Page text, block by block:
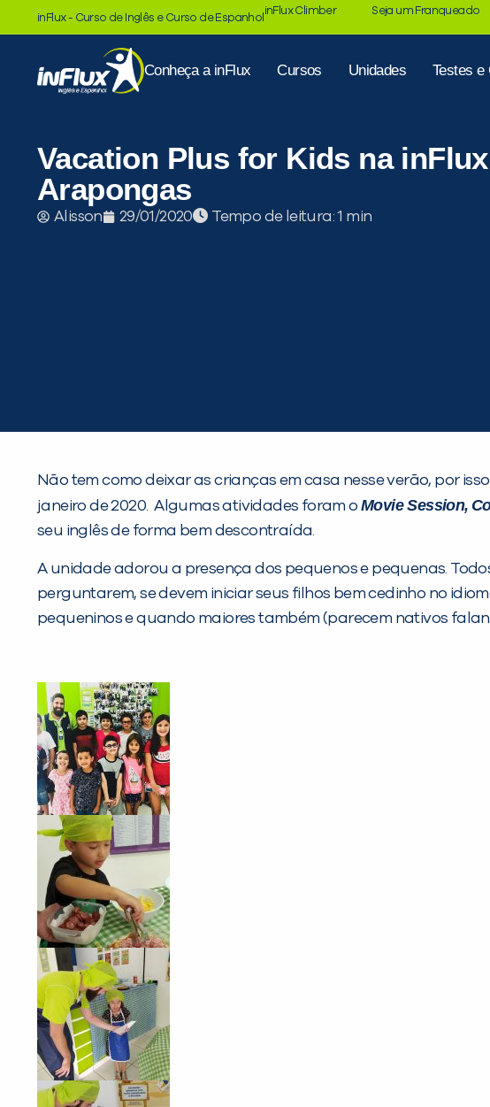
inFlux - Curso de Inglês e Curso de Espanhol
inFlux Climber Seja um Franqueado
Conheça a inFlux Cursos Unidades Testes e
Vacation Plus for Kids na inFlux
Arapongas
Alisson 29/01/2020 Tempo de leitura:
Não tem como deixar as crianças em casa nesse verão, por
janeiro de 2020. Algumas atividades foram o Movie Session,
seu inglês de forma bem descontraída.
A unidade adorou a presença dos pequenos e pequenas.
perguntarem, se devem iniciar seus filhos bem cedinho no
pequeninos e quando maiores também (parecem nativos